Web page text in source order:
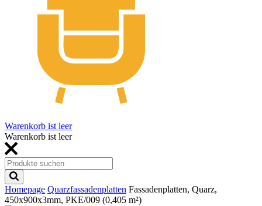
Warenkorb ist leer
Warenkorb ist leer
Homepage Quarzfassadenplatten Fassadenplatten, Quarz,
450x900x3mm, PKE/009 (0,405 m²)